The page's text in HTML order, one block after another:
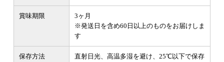
賞味期限
3ヶ月
※発送日を含め60日以上のものをお届けしま
す
保存方法
直射日光、高温多湿を避け、25℃以下で保存